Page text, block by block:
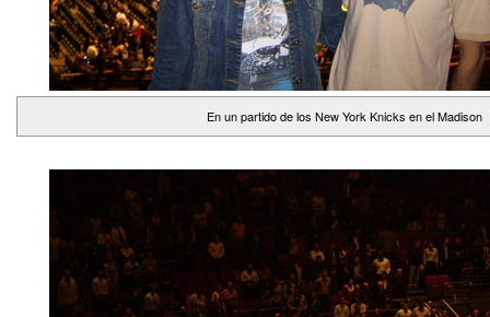
En un partido de los New York Knicks en el Madison